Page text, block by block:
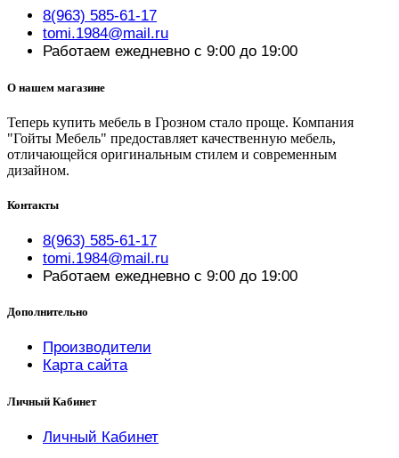
8(963) 585-61-17
tomi.1984@mail.ru
Работаем ежедневно с 9:00 до 19:00
О нашем магазине
Теперь купить мебель в Грозном стало проще. Компания
"Гойты Мебель" предоставляет качественную мебель,
отличающейся оригинальным стилем и современным
дизайном.
Контакты
8(963) 585-61-17
tomi.1984@mail.ru
Работаем ежедневно с 9:00 до 19:00
Дополнительно
Производители
Карта сайта
Личный Кабинет
Личный Кабинет